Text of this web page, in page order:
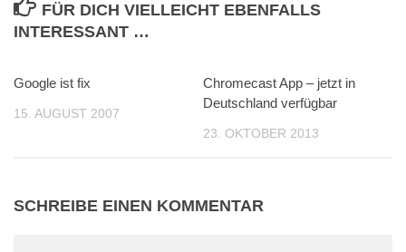
FÜR DICH VIELLEICHT EBENFALLS
INTERESSANT …
Google ist fix
15. AUGUST 2007
Chromecast App – jetzt in
Deutschland verfügbar
23. OKTOBER 2013
SCHREIBE EINEN KOMMENTAR